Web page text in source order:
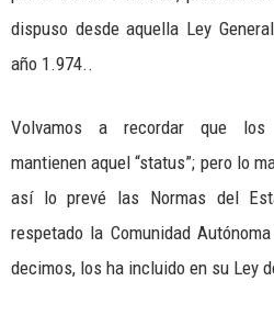
dispuso desde aquella Ley
año 1.974..
Volvamos a recordar que los
mantienen aquel “status”; pero lo
así lo prevé las Normas del
respetado la Comunidad
decimos, los ha incluido en su Ley